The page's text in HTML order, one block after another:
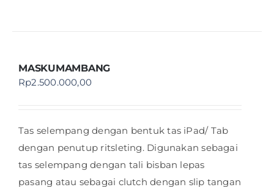
MASKUMAMBANG
Rp2.500.000,00
Tas selempang dengan bentuk tas iPad/ Tab
dengan penutup ritsleting. Digunakan sebagai
tas selempang dengan tali bisban lepas
pasang atau sebagai clutch dengan slip tangan